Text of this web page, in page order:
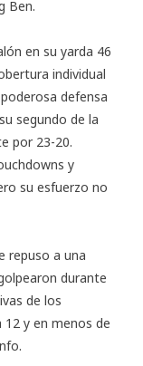
Ben.
en su yarda 46
individual
defensa
segundo de la
por 23-20.
y
su esfuerzo no
repuso a una
durante
de los
y en menos de